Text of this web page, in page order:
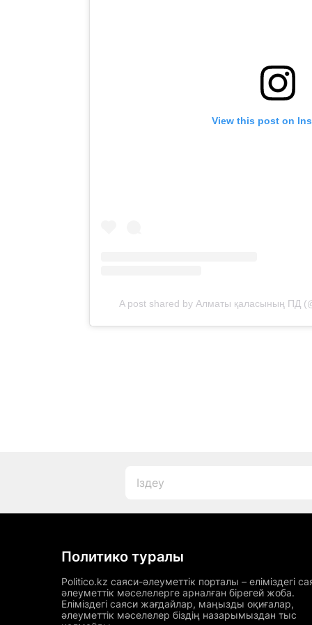
View this post on
A post shared by Алматы қаласының ПД
Политико туралы
Politico.kz саяси-әлеуметтік порталы – еліміздегі
әлеуметтік мәселелерге арналған бірегей жоба.
Еліміздегі саяси жағдайлар, маңызды оқиғалар,
әлеуметтік мәселелер біздің назарымыздан тыс